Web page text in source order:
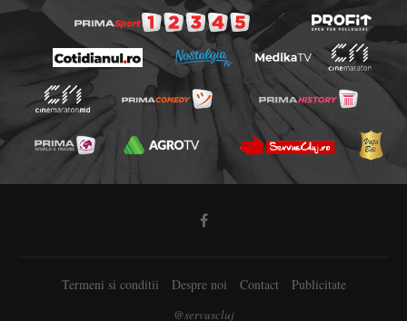
Termeni si conditii Despre noi Contact Publicitate
@servuscluj